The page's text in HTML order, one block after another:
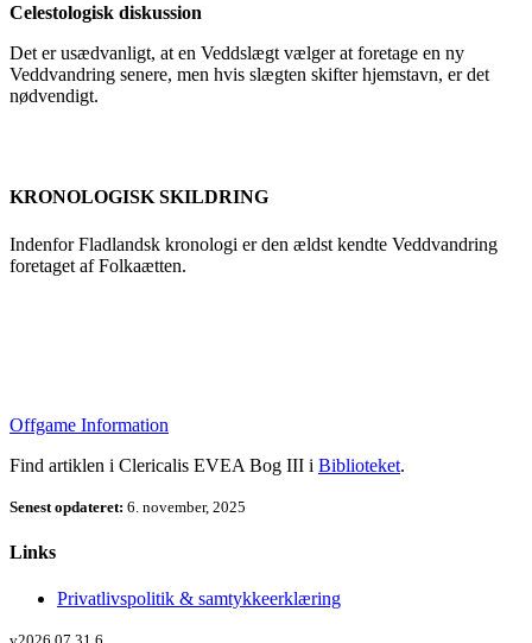
Celestologisk diskussion
Det er usædvanligt, at en Veddslægt vælger at foretage en ny
Veddvandring senere, men hvis slægten skifter hjemstavn, er det
nødvendigt.
KRONOLOGISK SKILDRING
Indenfor Fladlandsk kronologi er den ældst kendte Veddvandring
foretaget af Folkaætten.
Offgame Information
Find artiklen i Clericalis EVEA Bog III i Biblioteket.
Senest opdateret: 6. november, 2025
Links
Privatlivspolitik & samtykkeerklæring